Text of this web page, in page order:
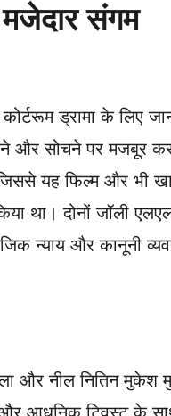
संगम
ड्रामा के लिए
और सोचने पर मजबूर
यह फिल्म और भी
था। दोनों जॉली
न्याय और कानूनी
और नील नितिन मुकेश